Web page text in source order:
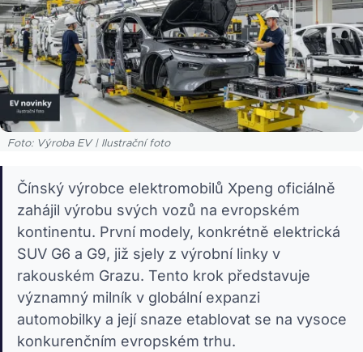
Foto: Výroba EV | Ilustrační foto
Čínský výrobce elektromobilů Xpeng oficiálně
zahájil výrobu svých vozů na evropském
kontinentu. První modely, konkrétně elektrická
SUV G6 a G9, již sjely z výrobní linky v
rakouském Grazu. Tento krok představuje
významný milník v globální expanzi
automobilky a její snaze etablovat se na vysoce
konkurenčním evropském trhu.